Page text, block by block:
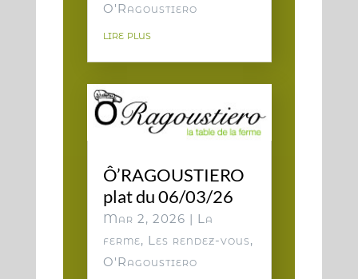
O'Ragoustiero
lire plus
Ô’RAGOUSTIERO
plat du 06/03/26
Mar 2, 2026 | La
ferme, Les rendez-vous,
O'Ragoustiero